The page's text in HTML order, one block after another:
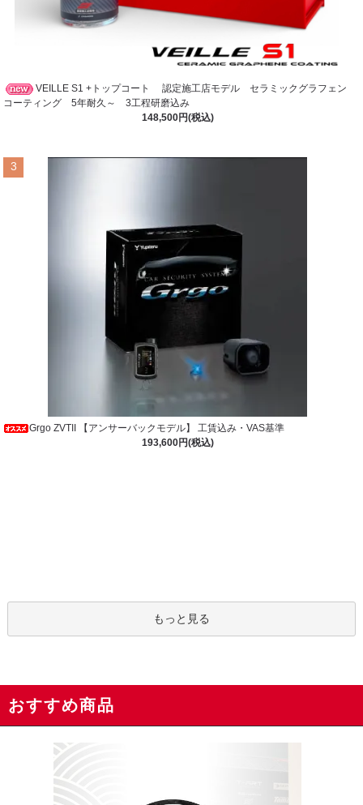
VEILLE S1 +トップコート 認定施工店モデル セラミックグラフェン
コーティング 5年耐久～ 3工程研磨込み
148,500円(税込)
3
Grgo ZVTII 【アンサーバックモデル】 工賃込み・VAS基準
193,600円(税込)
もっと見る
おすすめ商品